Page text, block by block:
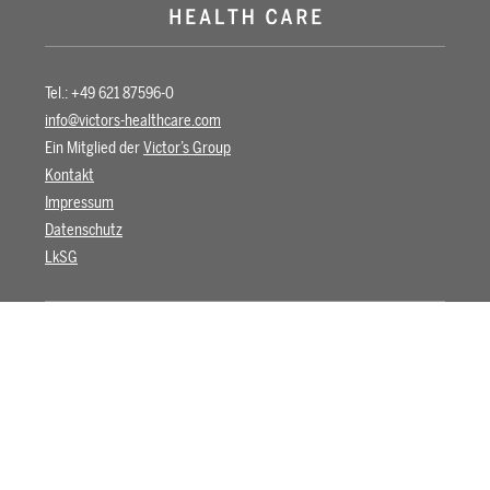
Tel.: +49 621 87596-0
info@victors-healthcare.com
Ein Mitglied derVictor’s Group
Kontakt
Impressum
Datenschutz
LkSG